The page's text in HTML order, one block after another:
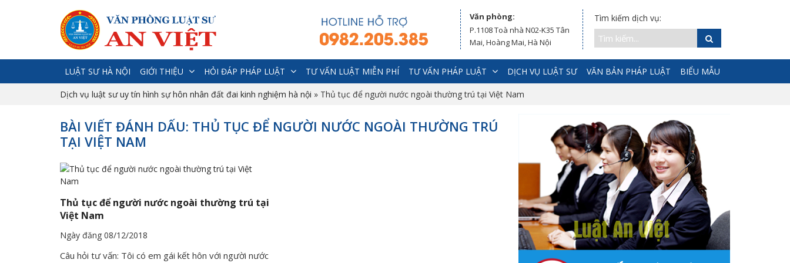
Văn phòng:
P.1108 Toà nhà N02-K35 Tân
Mai, Hoàng Mai, Hà Nội
Tìm kiếm dịch vụ:
LUẬT SƯ HÀ NỘI GIỚI THIỆU HỎI ĐÁP PHÁP LUẬT TƯ VẤN LUẬT MIỄN PHÍ TƯ VẤN PHÁP LUẬT DỊCH VỤ LUẬT SƯ VĂN BẢN PHÁP LUẬT BIỂU MẪU
Dịch vụ luật sư uy tín hình sự hôn nhân đất đai kinh nghiệm hà nội » Thủ tục để người nước ngoài thường trú tại Việt Nam
BÀI VIẾT ĐÁNH DẤU: THỦ TỤC ĐỂ NGƯỜI NƯỚC NGOÀI THƯỜNG TRÚ
TẠI VIỆT NAM
Thủ tục để người nước ngoài thường trú tại
Việt Nam
Ngày đăng 08/12/2018
Câu hỏi tư vấn: Tôi có em gái kết hôn với người nước